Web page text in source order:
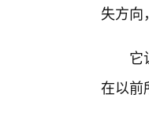
失方向
它
在以前